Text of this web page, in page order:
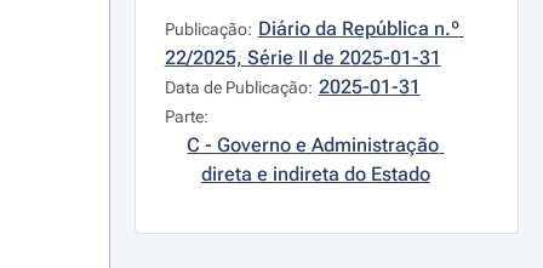
Publicação: Diário da República n.º
22/2025, Série II de 2025-01-31
Data de Publicação: 2025-01-31
Parte:
C - Governo e Administração
direta e indireta do Estado